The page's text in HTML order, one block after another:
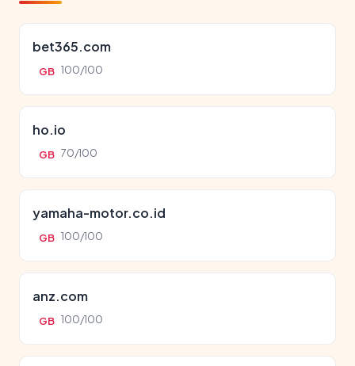
bet365.com
GB 100/100
ho.io
GB 70/100
yamaha-motor.co.id
GB 100/100
anz.com
GB 100/100